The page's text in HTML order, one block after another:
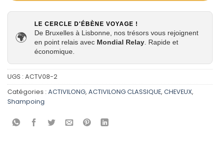
🌍
LE CERCLE D'ÉBÈNE VOYAGE !
De Bruxelles à Lisbonne, nos trésors vous rejoignent
en point relais avec Mondial Relay . Rapide et
économique.
UGS : ACTV08-2
Catégories : ACTIVILONG, ACTIVILONG CLASSIQUE, CHEVEUX,
Shampoing